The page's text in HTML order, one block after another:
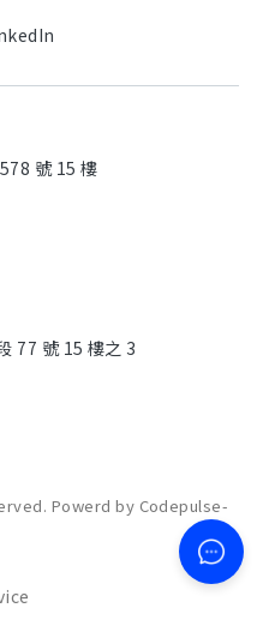
號 15 樓
77 號 15 樓之 3
Powerd by Codepulse-